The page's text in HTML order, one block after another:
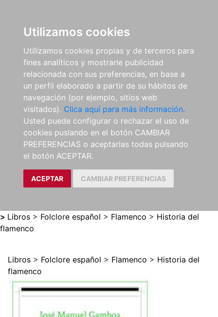
Utilizamos cookies
Utilizamos cookies propias y de terceros para
fines analíticos y mostrarle publicidad
relacionada con sus preferencias, en base a
un perfil elaborado a partir de su hábitos de
navegación (por ejemplo, sitios web
visitados). Clica aquí para más información.
Usted puede configurar o rechazar el uso de
cookies puslando en el botón CAMBIAR
PREFERENCIAS o aceptarlas todas pulsando
el botón ACEPTAR.
ACEPTAR CAMBIAR PREFERENCIAS
> Libros > Folclore español > Flamenco > Historia del
flamenco
Libros > Folclore español > Flamenco > Historia del
flamenco